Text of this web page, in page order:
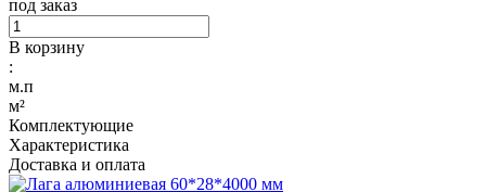
под заказ
В корзину
:
м.п
м²
Комплектующие
Характеристика
Доставка и оплата